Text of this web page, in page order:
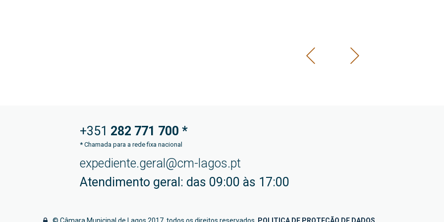
+351 282 771 700 *
*Chamada para a rede fixa nacional
expediente.geral@cm-lagos.pt
Atendimento geral: das 09:00 às 17:00
© Câmara Municipal de Lagos 2017, todos os direitos reservados. POLITICA DE PROTEÇÃO DE DADOS